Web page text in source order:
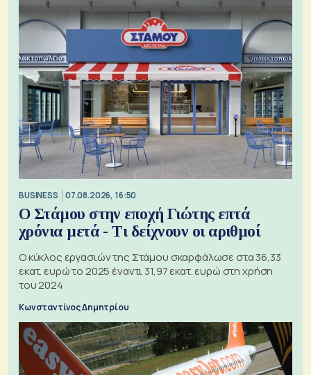
BUSINESS 07.08.2026, 16:50
Ο Στάμου στην εποχή Γιώτης επτά
χρόνια μετά - Τι δείχνουν οι αριθμοί
Ο κύκλος εργασιών της Στάμου σκαρφάλωσε στα 36,33
εκατ. ευρώ το 2025 έναντι 31,97 εκατ. ευρώ στη χρήση
του 2024
Κωνσταντίνος Δημητρίου